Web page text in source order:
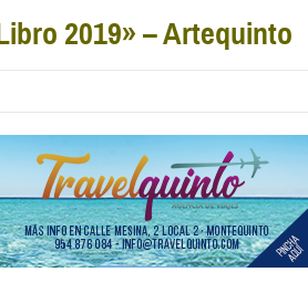
2019» – Artequinto